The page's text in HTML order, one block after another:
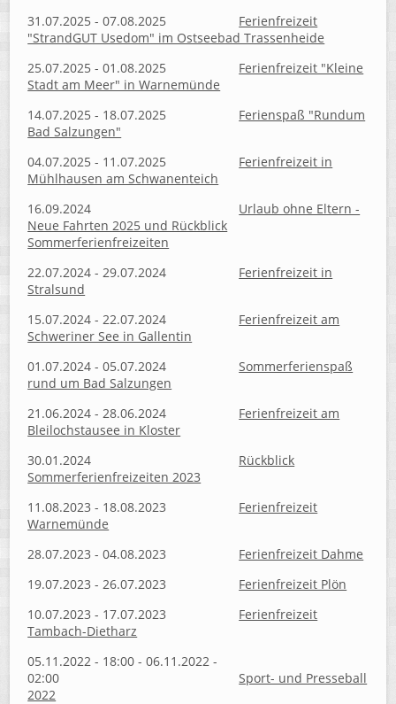
31.07.2025 - 07.08.2025
Ferienfreizeit
"StrandGUT Usedom" im Ostseebad Trassenheide
25.07.2025 - 01.08.2025
Ferienfreizeit "Kleine
Stadt am Meer" in Warnemünde
14.07.2025 - 18.07.2025
Ferienspaß "Rundum
Bad Salzungen"
04.07.2025 - 11.07.2025
Ferienfreizeit in
Mühlhausen am Schwanenteich
16.09.2024
Urlaub ohne Eltern -
Neue Fahrten 2025 und Rückblick
Sommerferienfreizeiten
22.07.2024 - 29.07.2024
Ferienfreizeit in
Stralsund
15.07.2024 - 22.07.2024
Ferienfreizeit am
Schweriner See in Gallentin
01.07.2024 - 05.07.2024
Sommerferienspaß
rund um Bad Salzungen
21.06.2024 - 28.06.2024
Ferienfreizeit am
Bleilochstausee in Kloster
30.01.2024
Rückblick
Sommerferienfreizeiten 2023
11.08.2023 - 18.08.2023
Ferienfreizeit
Warnemünde
28.07.2023 - 04.08.2023
Ferienfreizeit Dahme
19.07.2023 - 26.07.2023
Ferienfreizeit Plön
10.07.2023 - 17.07.2023
Ferienfreizeit
Tambach-Dietharz
05.11.2022 - 18:00 - 06.11.2022 -
02:00
Sport- und Presseball
2022